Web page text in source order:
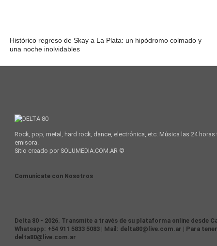
Histórico regreso de Skay a La Plata: un hipódromo colmado y
una noche inolvidables
Rock, pop, metal, hard rock, dance, electrónica, etc. Música las 24
emisora.
Sitio creado por SOLUMEDIA.COM.AR ©
Comunicate con Nosotros
Delta 80 - 2026. Transmite a través de su plataforma online desde
Whatsapp: +54 911 5833 5083 | Mail: delta80@live.com.ar | Para
delta80@live.com.ar